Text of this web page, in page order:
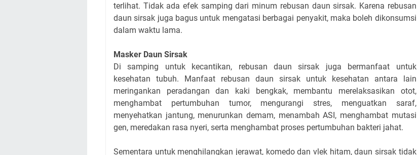
terlihat. Tidak ada efek samping dari minum rebusan daun sirsak. Karena rebusan
daun sirsak juga bagus untuk mengatasi berbagai penyakit, maka boleh dikonsumsi
dalam waktu lama.
Masker Daun Sirsak
Di samping untuk kecantikan, rebusan daun sirsak juga bermanfaat untuk
kesehatan tubuh. Manfaat rebusan daun sirsak untuk kesehatan antara lain
meringankan peradangan dan kaki bengkak, membantu merelaksasikan otot,
menghambat pertumbuhan tumor, mengurangi stres, menguatkan saraf,
menyehatkan jantung, menurunkan demam, menambah ASI, menghambat mutasi
gen, meredakan rasa nyeri, serta menghambat proses pertumbuhan bakteri jahat.
Sementara untuk menghilangkan jerawat, komedo dan vlek hitam, daun sirsak tidak